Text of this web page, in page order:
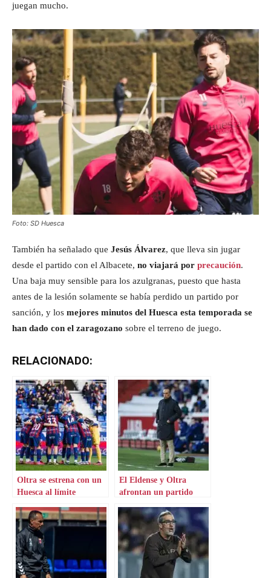
juegan mucho.
Foto: SD Huesca
También ha señalado que Jesús Álvarez, que lleva sin jugar
desde el partido con el Albacete, no viajará por precaución.
Una baja muy sensible para los azulgranas, puesto que hasta
antes de la lesión solamente se había perdido un partido por
sanción, y los mejores minutos del Huesca esta temporada se
han dado con el zaragozano sobre el terreno de juego.
RELACIONADO:
Oltra se estrena con un
Huesca al límite
El Eldense y Oltra
afrontan un partido